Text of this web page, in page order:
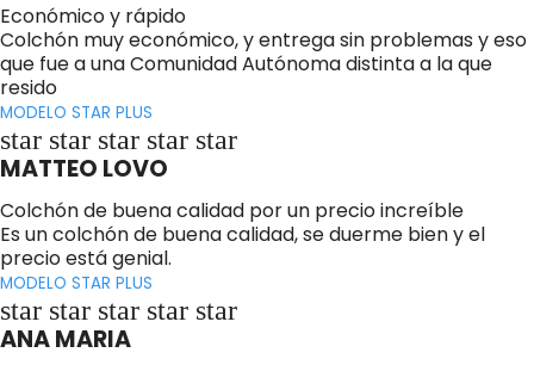
Económico y rápido
Colchón muy económico, y entrega sin problemas y eso
que fue a una Comunidad Autónoma distinta a la que
resido
MODELO STAR PLUS
star star star star star
MATTEO LOVO
Colchón de buena calidad por un precio increíble
Es un colchón de buena calidad, se duerme bien y el
precio está genial.
MODELO STAR PLUS
star star star star star
ANA MARIA